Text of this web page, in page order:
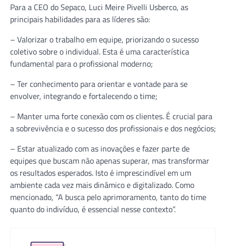
Para a CEO do Sepaco, Luci Meire Pivelli Usberco, as
principais habilidades para as líderes são:
– Valorizar o trabalho em equipe, priorizando o sucesso
coletivo sobre o individual. Esta é uma característica
fundamental para o profissional moderno;
– Ter conhecimento para orientar e vontade para se
envolver, integrando e fortalecendo o time;
– Manter uma forte conexão com os clientes. É crucial para
a sobrevivência e o sucesso dos profissionais e dos negócios;
– Estar atualizado com as inovações e fazer parte de
equipes que buscam não apenas superar, mas transformar
os resultados esperados. Isto é imprescindível em um
ambiente cada vez mais dinâmico e digitalizado. Como
mencionado, “A busca pelo aprimoramento, tanto do time
quanto do indivíduo, é essencial nesse contexto”.